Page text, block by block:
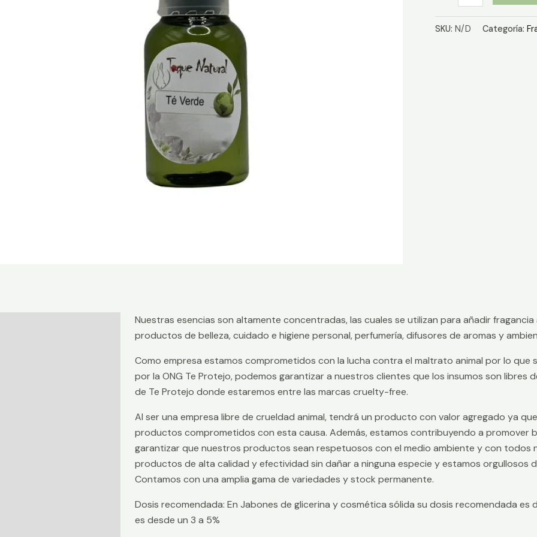
SKU: N/D Categoría:
Nuestras esencias son altamente concentradas, las cuales se utilizan para añadir
productos de belleza, cuidado e higiene personal, perfumería, difusores de aromas y
Como empresa estamos comprometidos con la lucha contra el maltrato animal por lo que
por la ONG Te Protejo, podemos garantizar a nuestros clientes que los insumos son libres
de Te Protejo donde estaremos entre las marcas cruelty-free.
Al ser una empresa libre de crueldad animal, tendrá un producto con valor agregado ya
productos comprometidos con esta causa. Además, estamos contribuyendo a promover
garantizar que nuestros productos sean respetuosos con el medio ambiente y con todos
productos de alta calidad y efectividad sin dañar a ninguna especie y estamos orgullosos
Contamos con una amplia gama de variedades y stock permanente.
Dosis recomendada: En Jabones de glicerina y cosmética sólida su dosis recomendada es
es desde un 3 a 5%